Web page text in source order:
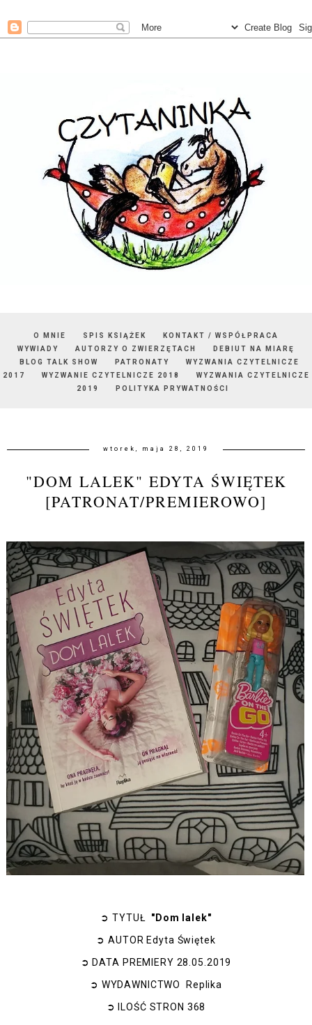
O MNIE SPIS KSIĄŻEK
KONTAKT / WSPÓŁPRACA
WYWIADY
AUTORZY O ZWIERZĘTACH
DEBIUT NA MIARĘ
BLOG TALK SHOW
PATRONATY
WYZWANIA CZYTELNICZE
2017
WYZWANIE CZYTELNICZE 2018
WYZWANIA CZYTELNICZE
2019
POLITYKA PRYWATNOŚCI
wtorek, maja 28, 2019
"DOM LALEK" EDYTA ŚWIĘTEK
[PATRONAT/PREMIEROWO]
➲ TYTUŁ "Dom lalek"
➲ AUTOR Edyta Świętek
➲ DATA PREMIERY 28.05.2019
➲ WYDAWNICTWO
Replika
➲
ILOŚĆ STRON 368